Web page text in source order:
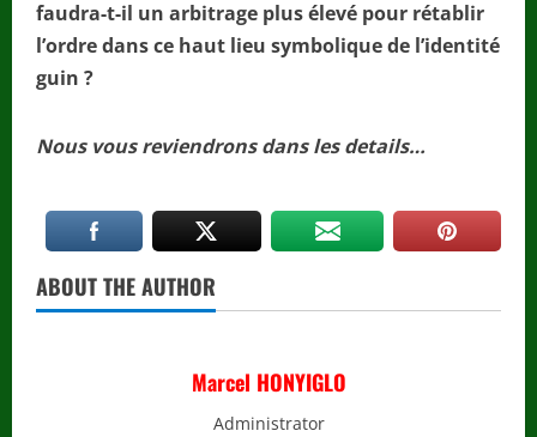
faudra-t-il un arbitrage plus élevé pour rétablir
l’ordre dans ce haut lieu symbolique de l’identité
guin ?
Nous vous reviendrons dans les details…
ABOUT THE AUTHOR
Marcel HONYIGLO
Administrator